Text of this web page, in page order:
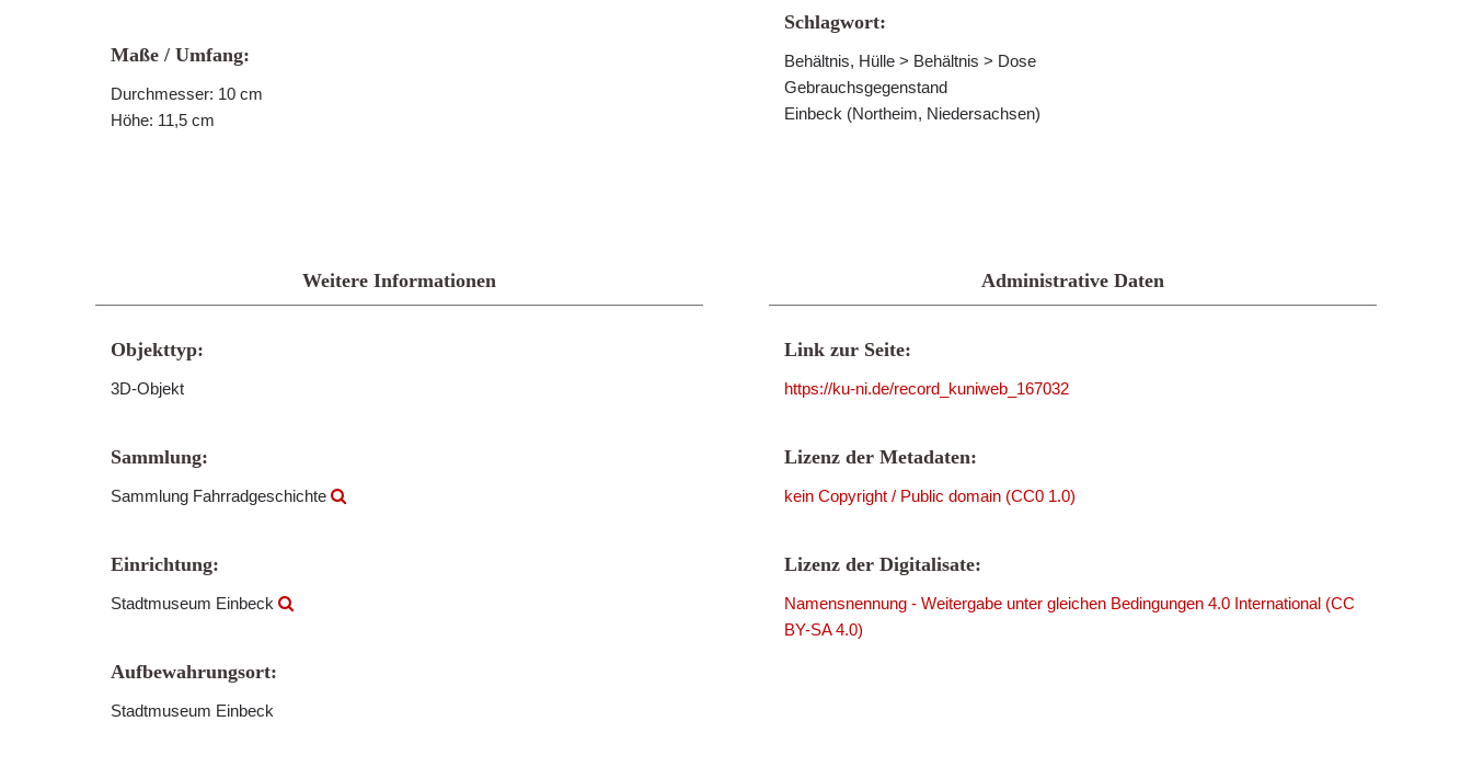
Maße / Umfang:
Durchmesser: 10 cm
Höhe: 11,5 cm
Schlagwort:
Behältnis, Hülle > Behältnis > Dose
Gebrauchsgegenstand
Einbeck (Northeim, Niedersachsen)
Weitere Informationen
Objekttyp:
3D-Objekt
Sammlung:
Sammlung Fahrradgeschichte
Einrichtung:
Stadtmuseum Einbeck
Aufbewahrungsort:
Stadtmuseum Einbeck
Administrative Daten
Link zur Seite:
https://ku-ni.de/record_kuniweb_167032
Lizenz der Metadaten:
kein Copyright / Public domain (CC0 1.0)
Lizenz der Digitalisate:
Namensnennung - Weitergabe unter gleichen Bedingungen 4.0 International (CC
BY-SA 4.0)